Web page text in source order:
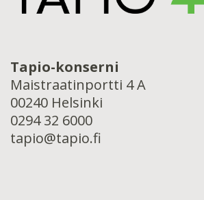
Tapio-konserni
Maistraatinportti 4 A
00240 Helsinki
0294 32 6000
tapio@tapio.fi